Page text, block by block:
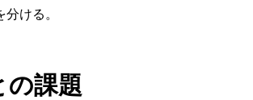
ける。
の課題